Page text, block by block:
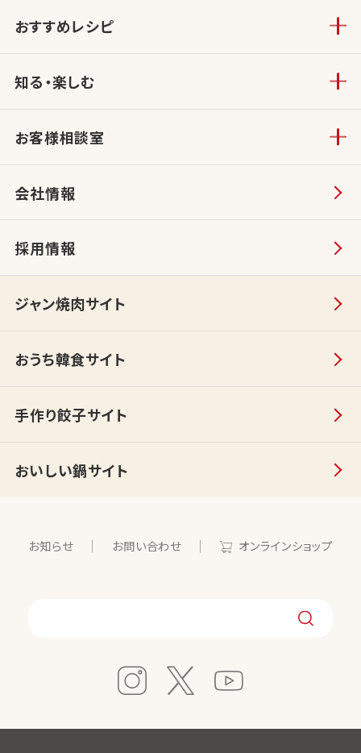
おすすめレシピ
知る・楽しむ
お客様相談室
会社情報
採用情報
ジャン焼肉サイト
おうち韓食サイト
手作り餃子サイト
おいしい鍋サイト
お知らせ お問い合わせ オンラインショップ